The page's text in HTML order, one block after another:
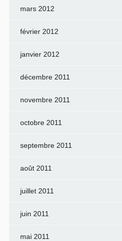
mars 2012
février 2012
janvier 2012
décembre 2011
novembre 2011
octobre 2011
septembre 2011
août 2011
juillet 2011
juin 2011
mai 2011